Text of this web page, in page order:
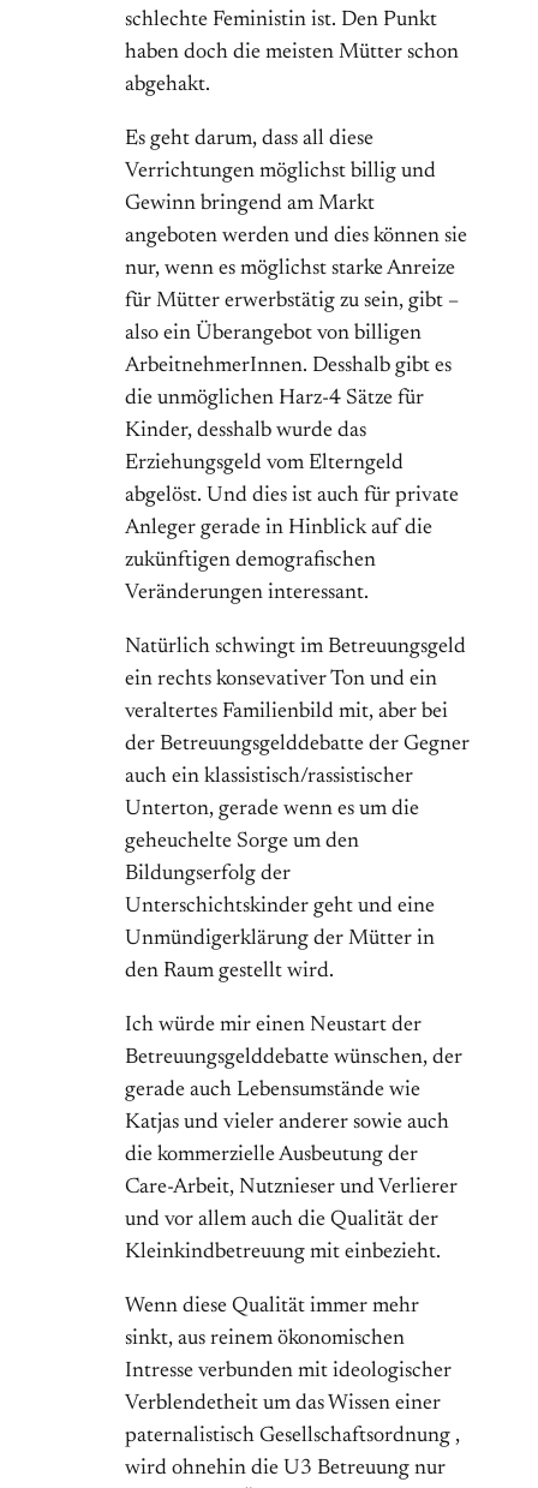
schlechte Feministin ist. Den Punkt
haben doch die meisten Mütter schon
abgehakt.
Es geht darum, dass all diese
Verrichtungen möglichst billig und
Gewinn bringend am Markt
angeboten werden und dies können sie
nur, wenn es möglichst starke Anreize
für Mütter erwerbstätig zu sein, gibt –
also ein Überangebot von billigen
ArbeitnehmerInnen. Desshalb gibt es
die unmöglichen Harz-4 Sätze für
Kinder, desshalb wurde das
Erziehungsgeld vom Elterngeld
abgelöst. Und dies ist auch für private
Anleger gerade in Hinblick auf die
zukünftigen demografischen
Veränderungen interessant.
Natürlich schwingt im Betreuungsgeld
ein rechts konsevativer Ton und ein
veraltertes Familienbild mit, aber bei
der Betreuungsgelddebatte der Gegner
auch ein klassistisch/rassistischer
Unterton, gerade wenn es um die
geheuchelte Sorge um den
Bildungserfolg der
Unterschichtskinder geht und eine
Unmündigerklärung der Mütter in
den Raum gestellt wird.
Ich würde mir einen Neustart der
Betreuungsgelddebatte wünschen, der
gerade auch Lebensumstände wie
Katjas und vieler anderer sowie auch
die kommerzielle Ausbeutung der
Care-Arbeit, Nutznieser und Verlierer
und vor allem auch die Qualität der
Kleinkindbetreuung mit einbezieht.
Wenn diese Qualität immer mehr
sinkt, aus reinem ökonomischen
Intresse verbunden mit ideologischer
Verblendetheit um das Wissen einer
paternalistisch Gesellschaftsordnung ,
wird ohnehin die U3 Betreuung nur